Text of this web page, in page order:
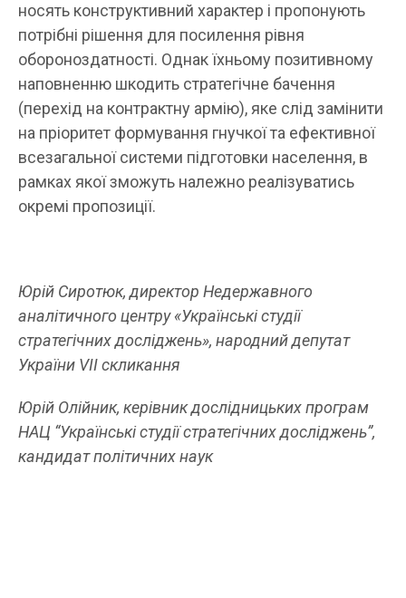
носять конструктивний характер і пропонують
потрібні рішення для посилення рівня
обороноздатності. Однак їхньому позитивному
наповненню шкодить стратегічне бачення
(перехід на контрактну армію), яке слід замінити
на пріоритет формування гнучкої та ефективної
всезагальної системи підготовки населення, в
рамках якої зможуть належно реалізуватись
окремі пропозиції.
Юрій Сиротюк, директор Недержавного
аналітичного центру «Українські студії
стратегічних досліджень», народний депутат
України VII скликання
Юрій Олійник, керівник дослідницьких програм
НАЦ “Українські студії стратегічних досліджень”,
кандидат політичних наук